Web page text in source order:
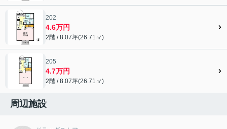
202
4.6万円
2階 / 8.07坪(26.71㎡)
205
4.7万円
2階 / 8.07坪(26.71㎡)
周辺施設